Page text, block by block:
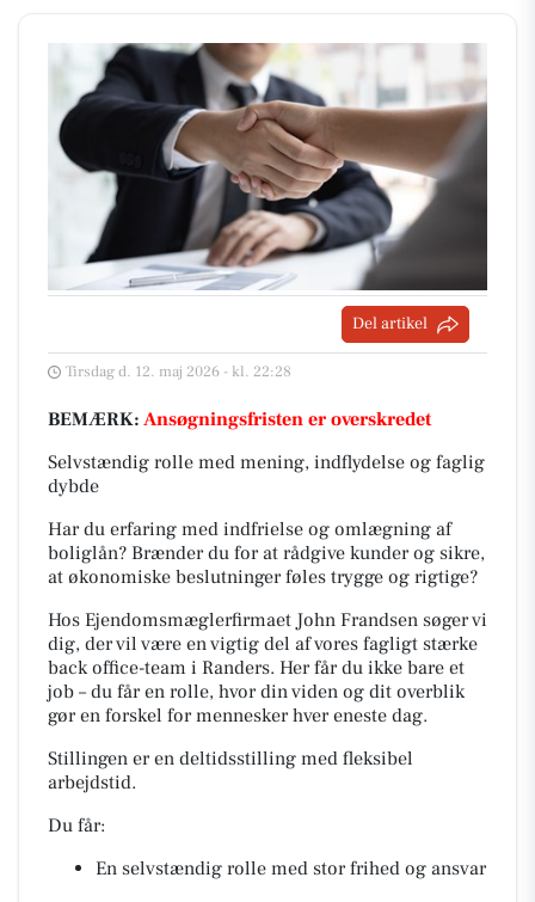
Del artikel
Tirsdag d. 12. maj 2026 - kl. 22:28
BEMÆRK: Ansøgningsfristen er overskredet
Selvstændig rolle med mening, indflydelse og faglig
dybde
Har du erfaring med indfrielse og omlægning af
boliglån? Brænder du for at rådgive kunder og sikre,
at økonomiske beslutninger føles trygge og rigtige?
Hos Ejendomsmæglerfirmaet John Frandsen søger vi
dig, der vil være en vigtig del af vores fagligt stærke
back office-team i Randers. Her får du ikke bare et
job – du får en rolle, hvor din viden og dit overblik
gør en forskel for mennesker hver eneste dag.
Stillingen er en deltidsstilling med fleksibel
arbejdstid.
Du får:
En selvstændig rolle med stor frihed og ansvar